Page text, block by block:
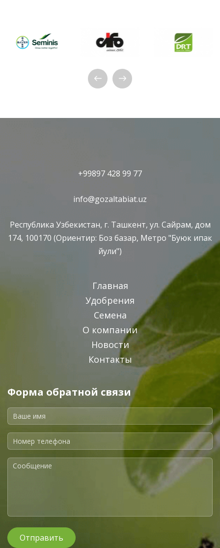
+99897 428 99 77
info@gozaltabiat.uz
Республика Узбекистан, г. Ташкент, ул. Сайрам, дом
174, 100170 (Ориентир: Боз базар, Метро "Буюк ипак
йули")
Главная
Удобрения
Семена
О компании
Новости
Контакты
Форма обратной связи
Отправить